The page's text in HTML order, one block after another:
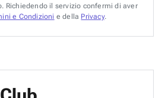
Richiedendo il servizio confermi di aver
e Condizioni e della Privacy.